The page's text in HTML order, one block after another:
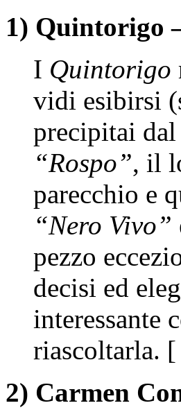
1) Quintorigo
I Quintorigo
vidi esibirsi
precipitai
“Rospo”, il
parecchio e
“Nero Vivo”
pezzo
decisi ed
interessante
riascoltarla. [
2) Carmen